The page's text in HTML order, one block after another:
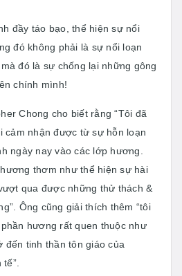
đầy táo bạo, thể hiện sự nổi
đó không phải là sự nổi loạn
đó là sự chống lại những gông
chính mình!
Chong cho biết rằng “Tôi đã
cảm nhận được từ sự hỗn loạn
ngày nay vào các lớp hương.
thơm như thể hiện sự hài
qua được những thử thách &
Ông cũng giải thích thêm “tôi
hương rất quen thuộc như
tinh thần tôn giáo của